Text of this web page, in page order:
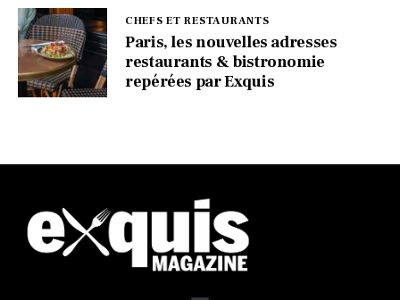
CHEFS ET RESTAURANTS
Paris, les nouvelles adresses
restaurants & bistronomie
repérées par Exquis